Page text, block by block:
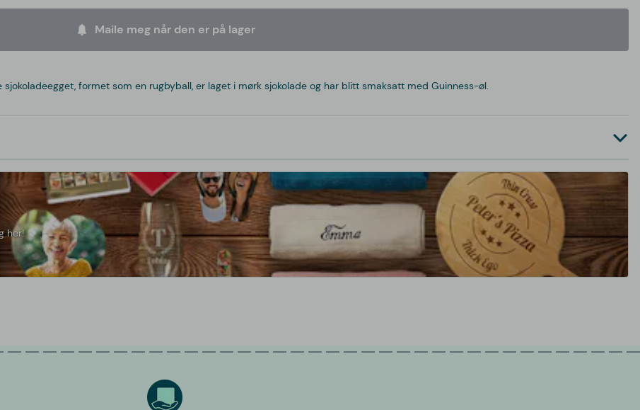
Maile meg når den er på lager
formet som en rugbyball, er laget i mørk sjokolade og har blitt smaksatt med Guinness-øl.
her!